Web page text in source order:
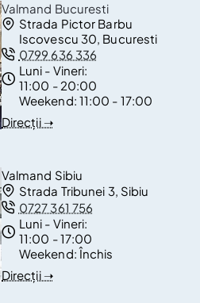
Valmand Bucuresti
Strada Pictor Barbu
Iscovescu 30, Bucuresti
0799 636 336
Luni - Vineri:
11:00 - 20:00
Weekend: 11:00 - 17:00
Direcții ➝
Valmand Sibiu
Strada Tribunei 3, Sibiu
0727 361 756
Luni - Vineri:
11:00 - 17:00
Weekend:Închis
Direcții ➝